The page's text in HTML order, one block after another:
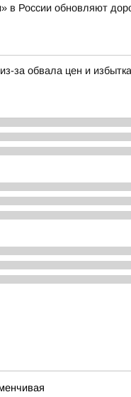
в России обновляют
за обвала цен и